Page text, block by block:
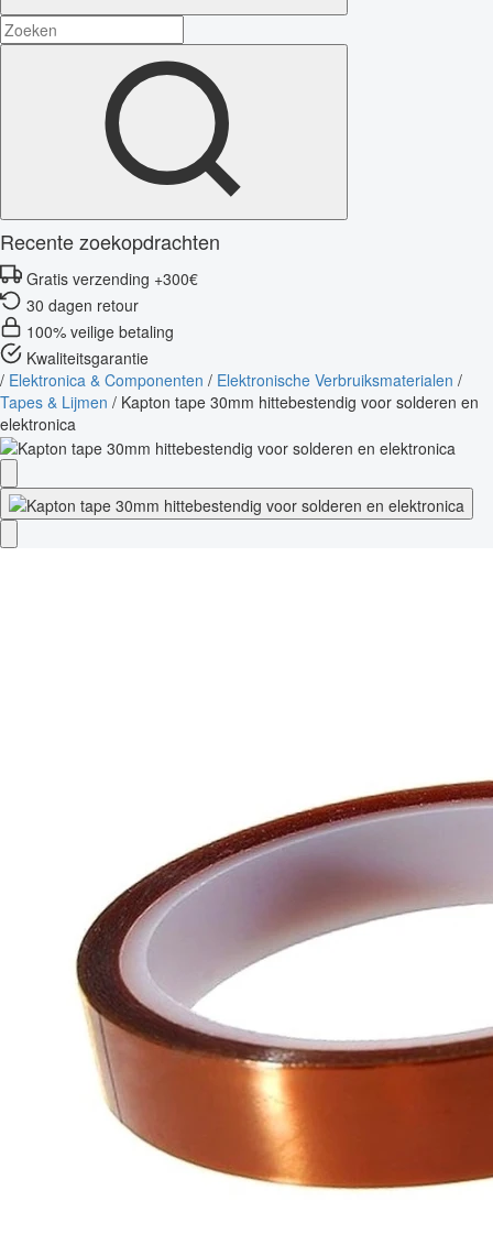
Recente zoekopdrachten
Gratis verzending +300€
30 dagen retour
100% veilige betaling
Kwaliteitsgarantie
/ Elektronica & Componenten / Elektronische Verbruiksmaterialen /
Tapes & Lijmen / Kapton tape 30mm hittebestendig voor solderen en
elektronica